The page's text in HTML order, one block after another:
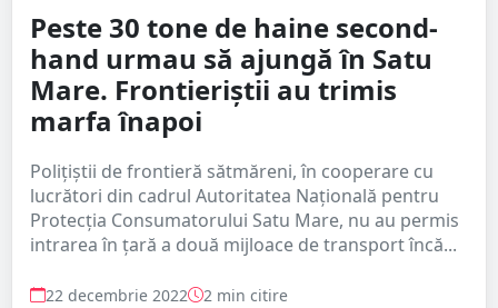
Peste 30 tone de haine second-
hand urmau să ajungă în Satu
Mare. Frontieriștii au trimis
marfa înapoi
Poliţiştii de frontieră sătmăreni, în cooperare cu
lucrători din cadrul Autoritatea Naţională pentru
Protecţia Consumatorului Satu Mare, nu au permis
intrarea în ţară a două mijloace de transport încă...
22 decembrie 2022 2 min citire